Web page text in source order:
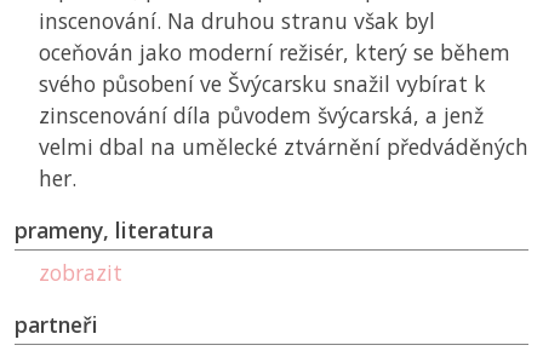
inscenování. Na druhou stranu však byl
oceňován jako moderní režisér, který se během
svého působení ve Švýcarsku snažil vybírat k
zinscenování díla původem švýcarská, a jenž
velmi dbal na umělecké ztvárnění předváděných
her.
prameny, literatura
zobrazit
partneři